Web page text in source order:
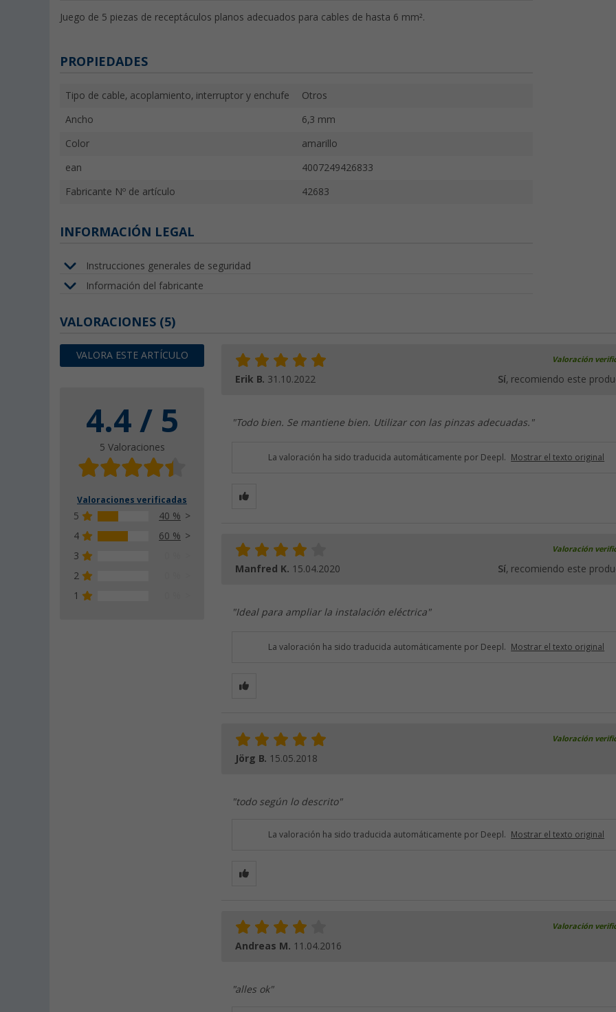
Juego de 5 piezas de receptáculos planos adecuados para cables de hasta 6 mm².
PROPIEDADES
Tipo de cable, acoplamiento, interruptor y enchufe Otros
Ancho 6,3 mm
Color amarillo
ean 4007249426833
Fabricante Nº de artículo 42683
INFORMACIÓN LEGAL
Instrucciones generales de seguridad
Información del fabricante
VALORACIONES (5)
VALORA ESTE ARTÍCULO
4.4 / 5
5 Valoraciones
Valoraciones verificadas
5
40 %
4
60 %
3
2
1
Valoración
Erik B. 31.10.2022 Sí, recomiendo este
"Todo bien. Se mantiene bien. Utilizar con las pinzas adecuadas."
La valoración ha sido traducida automáticamente por Deepl. Mostrar el texto original
Valoración
Manfred K. 15.04.2020 Sí, recomiendo este
"Ideal para ampliar la instalación eléctrica"
La valoración ha sido traducida automáticamente por Deepl. Mostrar el texto original
Valoración
Jörg B. 15.05.2018
"todo según lo descrito"
La valoración ha sido traducida automáticamente por Deepl. Mostrar el texto original
Valoración
Andreas M. 11.04.2016
"alles ok"